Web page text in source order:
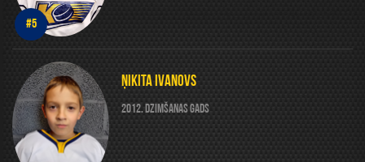
#5
ŅIKITA IVANOVS
2012. DZIMŠANAS GADS